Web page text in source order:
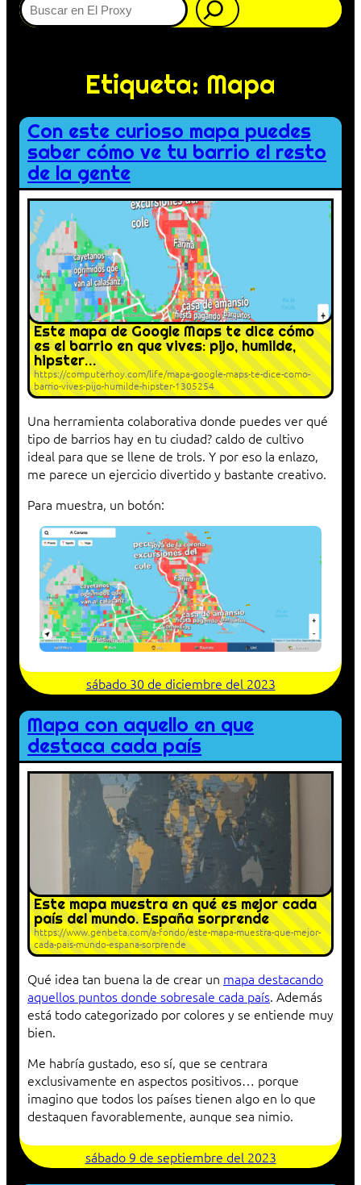
Etiqueta: Mapa
Con este curioso mapa puedes
saber cómo ve tu barrio el resto
de la gente
Este mapa de Google Maps te dice cómo
es el barrio en que vives: pijo, humilde,
hipster…
https://computerhoy.com/life/mapa-google-maps-te-dice-como-
barrio-vives-pijo-humilde-hipster-1305254
Una herramienta colaborativa donde puedes ver qué
tipo de barrios hay en tu ciudad? caldo de cultivo
ideal para que se llene de trols. Y por eso la enlazo,
me parece un ejercicio divertido y bastante creativo.
Para muestra, un botón:
sábado 30 de diciembre del 2023
Mapa con aquello en que
destaca cada país
Este mapa muestra en qué es mejor cada
país del mundo. España sorprende
https://www.genbeta.com/a-fondo/este-mapa-muestra-que-mejor-
cada-pais-mundo-espana-sorprende
Qué idea tan buena la de crear un mapa destacando
aquellos puntos donde sobresale cada país. Además
está todo categorizado por colores y se entiende muy
bien.
Me habría gustado, eso sí, que se centrara
exclusivamente en aspectos positivos… porque
imagino que todos los países tienen algo en lo que
destaquen favorablemente, aunque sea nimio.
sábado 9 de septiembre del 2023